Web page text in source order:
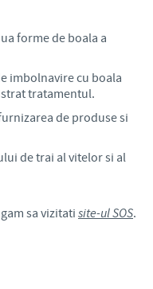
forme de boala a
imbolnavire cu boala
tratamentul.
de produse si
de trai al vitelor si al
sa vizitati site-ul SOS.